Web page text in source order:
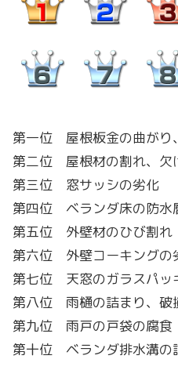
第一位 屋根板金の曲がり
第二位 屋根材の割れ、欠
第三位 窓サッシの劣化
第四位 ベランダ床の防水
第五位 外壁材のひび割れ
第六位 外壁コーキングの
第七位 天窓のガラスパッ
第八位 雨樋の詰まり、破
第九位 雨戸の戸袋の腐食
第十位 ベランダ排水溝の